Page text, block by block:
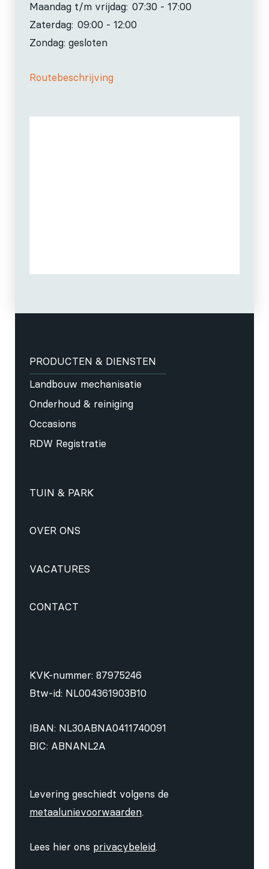
Maandag t/m vrijdag: 07:30 - 17:00
Zaterdag: 09:00 - 12:00
Zondag: gesloten
Routebeschrijving
PRODUCTEN & DIENSTEN
Landbouw mechanisatie
Onderhoud & reiniging
Occasions
RDW Registratie
TUIN & PARK
OVER ONS
VACATURES
CONTACT
KVK-nummer: 87975246
Btw-id: NL004361903B10
IBAN: NL30ABNA0411740091
BIC: ABNANL2A
Levering geschiedt volgens de
metaalunievoorwaarden.
Lees hier ons privacybeleid.